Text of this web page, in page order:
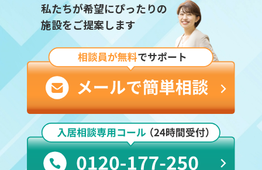
私たちが希望にぴったりの
施設をご提案します